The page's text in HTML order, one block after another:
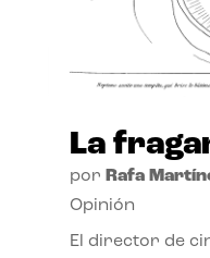
La
por Rafa
Opinión
El director de